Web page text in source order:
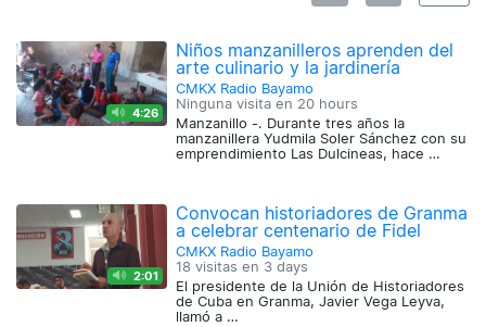
4:26
Niños manzanilleros aprenden del
arte culinario y la jardinería
CMKX Radio Bayamo
Ninguna visita en 20 hours
Manzanillo -. Durante tres años la
manzanillera Yudmila Soler Sánchez con su
emprendimiento Las Dulcineas, hace …
2:01
Convocan historiadores de Granma
a celebrar centenario de Fidel
CMKX Radio Bayamo
18 visitas en 3 days
El presidente de la Unión de Historiadores
de Cuba en Granma, Javier Vega Leyva,
llamó a …